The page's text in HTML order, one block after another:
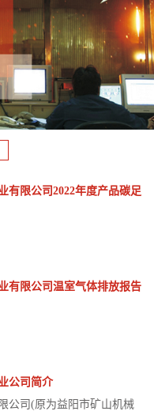
有限公司2022年度产品碳足
有限公司温室气体排放报告
公司简介
公司(原为益阳市矿山机械